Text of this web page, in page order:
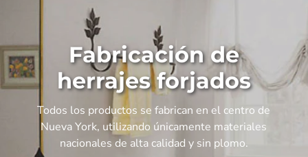
Fabricación de
herrajes forjados
Todos los productos se fabrican en el centro de
Nueva York, utilizando únicamente materiales
nacionales de alta calidad y sin plomo.